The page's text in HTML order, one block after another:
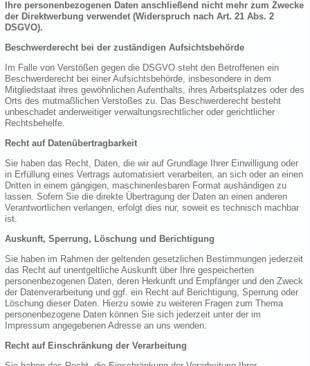
Ihre personenbezogenen Daten anschließend nicht mehr zum Zwecke
der Direktwerbung verwendet (Widerspruch nach Art. 21 Abs. 2
DSGVO).
Beschwerderecht bei der zuständigen Aufsichtsbehörde
Im Falle von Verstößen gegen die DSGVO steht den Betroffenen ein
Beschwerderecht bei einer Aufsichtsbehörde, insbesondere in dem
Mitgliedstaat ihres gewöhnlichen Aufenthalts, ihres Arbeitsplatzes oder des
Orts des mutmaßlichen Verstoßes zu. Das Beschwerderecht besteht
unbeschadet anderweitiger verwaltungsrechtlicher oder gerichtlicher
Rechtsbehelfe.
Recht auf Datenübertragbarkeit
Sie haben das Recht, Daten, die wir auf Grundlage Ihrer Einwilligung oder
in Erfüllung eines Vertrags automatisiert verarbeiten, an sich oder an einen
Dritten in einem gängigen, maschinenlesbaren Format aushändigen zu
lassen. Sofern Sie die direkte Übertragung der Daten an einen anderen
Verantwortlichen verlangen, erfolgt dies nur, soweit es technisch machbar
ist.
Auskunft, Sperrung, Löschung und Berichtigung
Sie haben im Rahmen der geltenden gesetzlichen Bestimmungen jederzeit
das Recht auf unentgeltliche Auskunft über Ihre gespeicherten
personenbezogenen Daten, deren Herkunft und Empfänger und den Zweck
der Datenverarbeitung und ggf. ein Recht auf Berichtigung, Sperrung oder
Löschung dieser Daten. Hierzu sowie zu weiteren Fragen zum Thema
personenbezogene Daten können Sie sich jederzeit unter der im
Impressum angegebenen Adresse an uns wenden.
Recht auf Einschränkung der Verarbeitung